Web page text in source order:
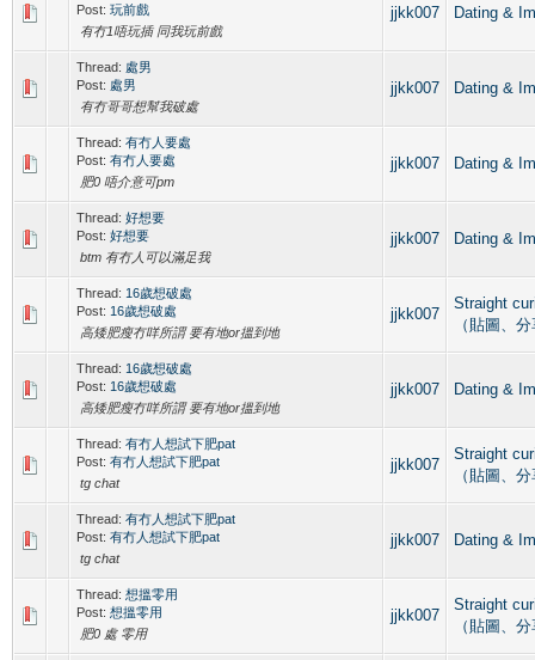
Post: 玩前戲
有冇1唔玩插 同我玩前戲
jjkk007 Dating &
Thread: 處男
Post: 處男
有冇哥哥想幫我破處
jjkk007 Dating &
Thread: 有冇人要處
Post: 有冇人要處
肥0 唔介意可pm
jjkk007 Dating &
Thread: 好想要
Post: 好想要
btm 有冇人可以滿足我
jjkk007 Dating &
Thread: 16歲想破處
Post: 16歲想破處
高矮肥瘦冇咩所謂 要有地or搵到地
jjkk007
Straight
（貼圖、
Thread: 16歲想破處
Post: 16歲想破處
高矮肥瘦冇咩所謂 要有地or搵到地
jjkk007 Dating &
Thread: 有冇人想試下肥pat
Post: 有冇人想試下肥pat
tg chat
jjkk007
Straight
（貼圖、
Thread: 有冇人想試下肥pat
Post: 有冇人想試下肥pat
tg chat
jjkk007 Dating &
Thread: 想搵零用
Post: 想搵零用
肥0 處 零用
jjkk007
Straight
（貼圖、